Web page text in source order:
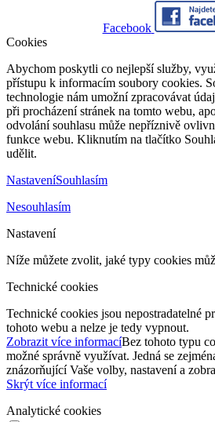
Facebook
Cookies
Abychom poskytli co nejlepší služby,
přístupu k informacím soubory cookies.
technologie nám umožní zpracovávat
při procházení stránek na tomto webu,
odvolání souhlasu může nepříznivě
funkce webu. Kliknutím na tlačítko
udělit.
NastaveníSouhlasím
Nesouhlasím
Nastavení
Níže můžete zvolit, jaké typy cookies
Technické cookies
Technické cookies jsou nepostradatelné
tohoto webu a nelze je tedy vypnout.
Zobrazit více informacíBez tohoto typu
možné správně využívat. Jedná se
znázorňující Vaše volby, nastavení a
Skrýt více informací
Analytické cookies